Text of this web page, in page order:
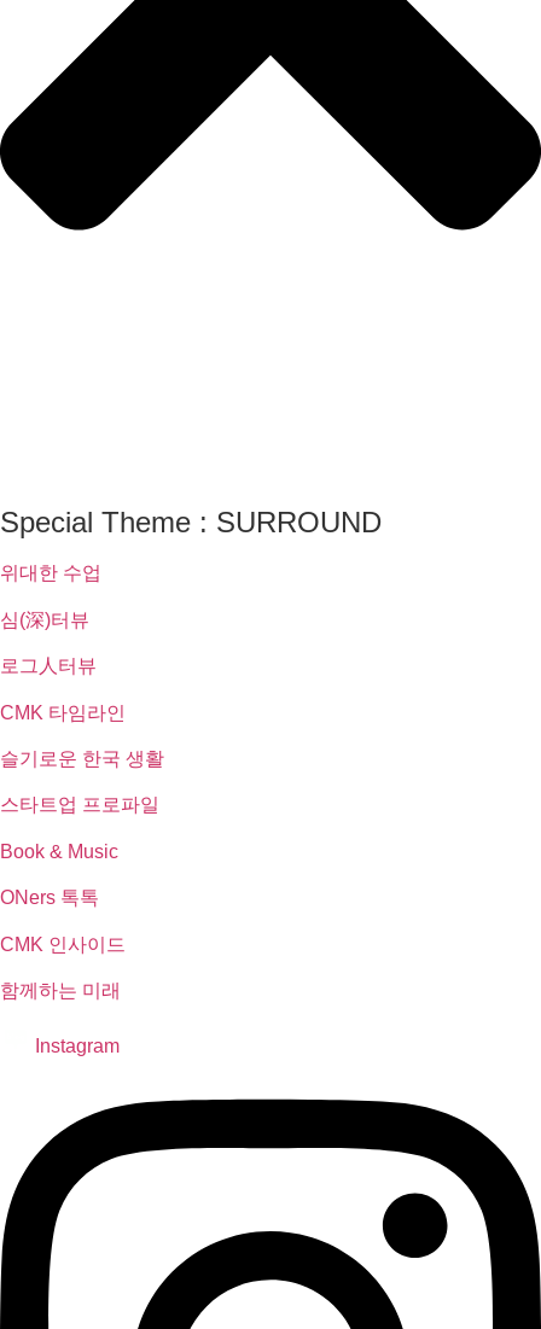
Special Theme : SURROUND
위대한 수업
심(深)터뷰
로그人터뷰
CMK 타임라인
슬기로운 한국 생활
스타트업 프로파일
Book & Music
ONers 톡톡
CMK 인사이드
함께하는 미래
Instagram